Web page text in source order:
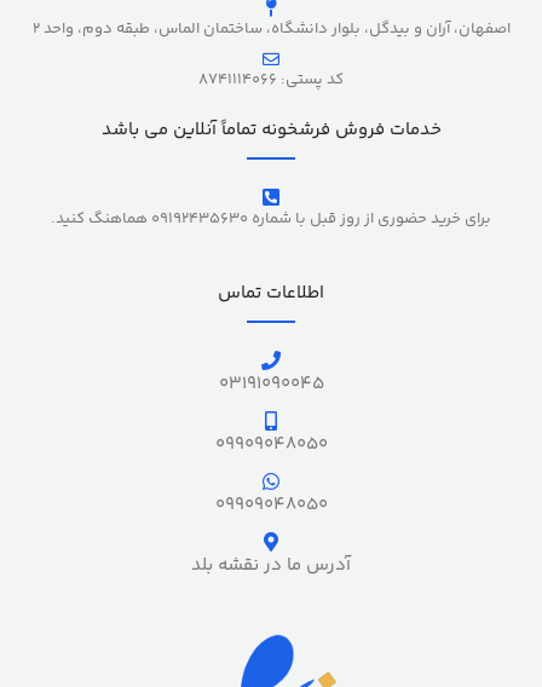
اصفهان، آران و بیدگل، بلوار دانشگاه، ساختمان الماس، طبقه دوم، واحد 2
کد پستی: 8741114066
خدمات فروش فرشخونه تماماً آنلاین می باشد
برای خرید حضوری از روز قبل با شماره 09192435630 هماهنگ کنید.
اطلاعات تماس
03191090045
09909048050
09909048050
آدرس ما در نقشه بلد